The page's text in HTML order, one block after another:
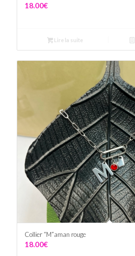
18.00€
Lire la suite
Collier “M”aman rouge
18.00€